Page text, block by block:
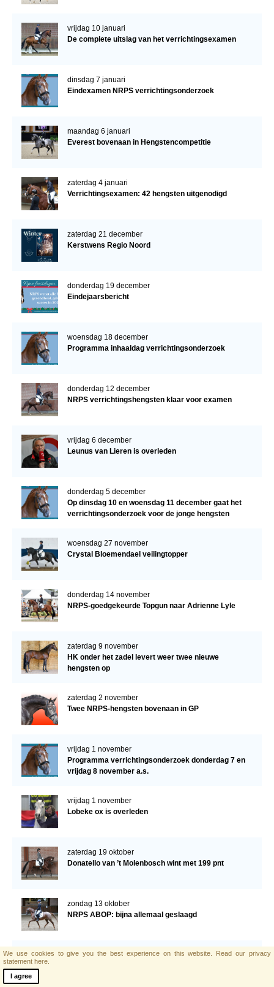
vrijdag 10 januari
De complete uitslag van het verrichtingsexamen
dinsdag 7 januari
Eindexamen NRPS verrichtingsonderzoek
maandag 6 januari
Everest bovenaan in Hengstencompetitie
zaterdag 4 januari
Verrichtingsexamen: 42 hengsten uitgenodigd
zaterdag 21 december
Kerstwens Regio Noord
donderdag 19 december
Eindejaarsbericht
woensdag 18 december
Programma inhaaldag verrichtingsonderzoek
donderdag 12 december
NRPS verrichtingshengsten klaar voor examen
vrijdag 6 december
Leunus van Lieren is overleden
donderdag 5 december
Op dinsdag 10 en woensdag 11 december gaat het
verrichtingsonderzoek voor de jonge hengsten
woensdag 27 november
Crystal Bloemendael veilingtopper
donderdag 14 november
NRPS-goedgekeurde Topgun naar Adrienne Lyle
zaterdag 9 november
HK onder het zadel levert weer twee nieuwe
hengsten op
zaterdag 2 november
Twee NRPS-hengsten bovenaan in GP
vrijdag 1 november
Programma verrichtingsonderzoek donderdag 7 en
vrijdag 8 november a.s.
vrijdag 1 november
Lobeke ox is overleden
zaterdag 19 oktober
Donatello van ’t Molenbosch wint met 199 pnt
zondag 13 oktober
NRPS ABOP: bijna allemaal geslaagd
zaterdag 12 oktober
We use cookies to give you the best experience on this website. Read our privacy
statement here.
I agree